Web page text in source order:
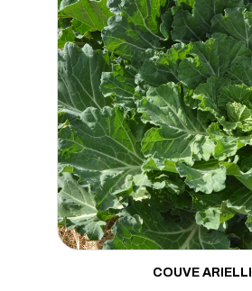
Ervilha
Espinafre
Grama
Mamão
COUVE ARIELLI